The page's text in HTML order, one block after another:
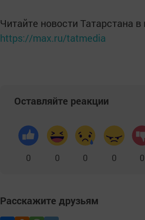
Читайте новости Татарстана
https://max.ru/tatmedia
Оставляйте реакции
0 0 0 0 0
Расскажите друзьям